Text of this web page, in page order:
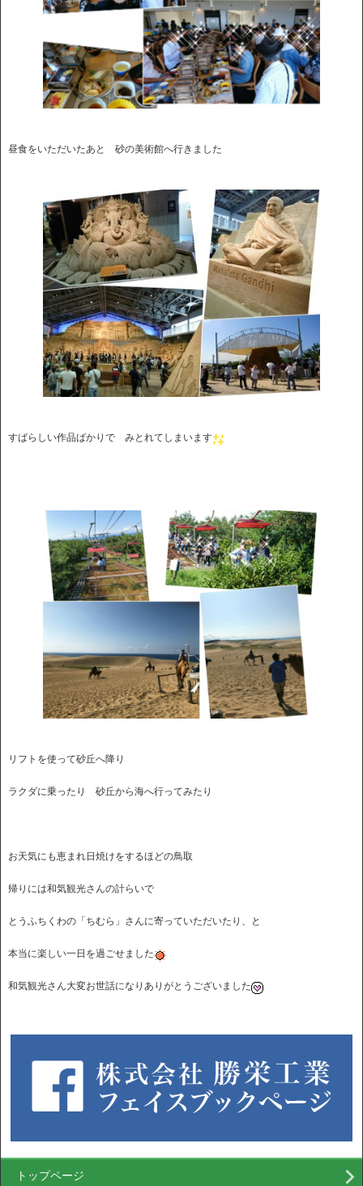
昼食をいただいたあと 砂の美術館へ行きました
すばらしい作品ばかりで みとれてしまいます
リフトを使って砂丘へ降り
ラクダに乗ったり 砂丘から海へ行ってみたり
お天気にも恵まれ日焼けをするほどの鳥取
帰りには和気観光さんの計らいで
とうふちくわの「ちむら」さんに寄っていただいたり、と
本当に楽しい一日を過ごせました
和気観光さん大変お世話になりありがとうございました
トップページ